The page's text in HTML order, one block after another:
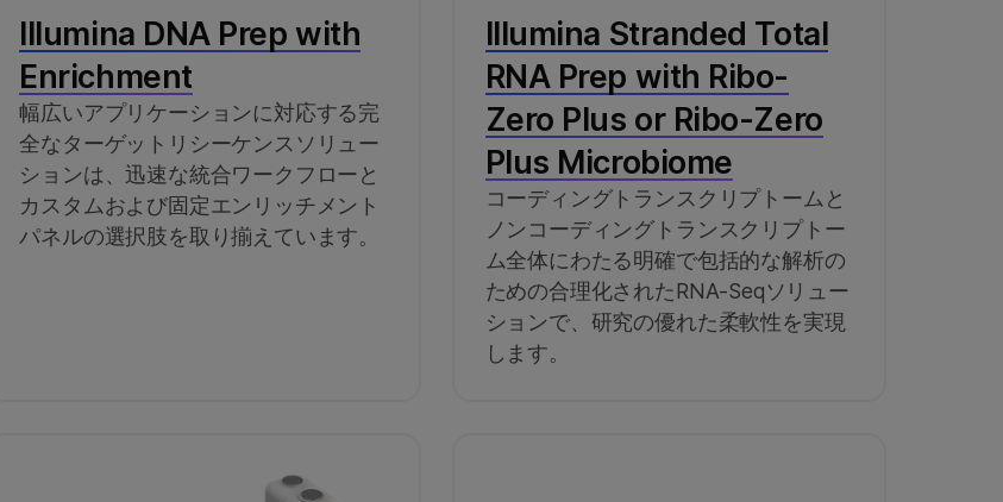
Illumina DNA Prep with
Enrichment
幅広いアプリケーションに対応する完
全なターゲットリシーケンスソリュー
ションは、迅速な統合ワークフローと
カスタムおよび固定エンリッチメント
パネルの選択肢を取り揃えています。
Illumina Stranded Total
RNA Prep with Ribo-
Zero Plus or Ribo-Zero
Plus Microbiome
コーディングトランスクリプトームと
ノンコーディングトランスクリプトー
ム全体にわたる明確で包括的な解析の
ための合理化されたRNA-Seqソリュー
ションで、研究の優れた柔軟性を実現
します。